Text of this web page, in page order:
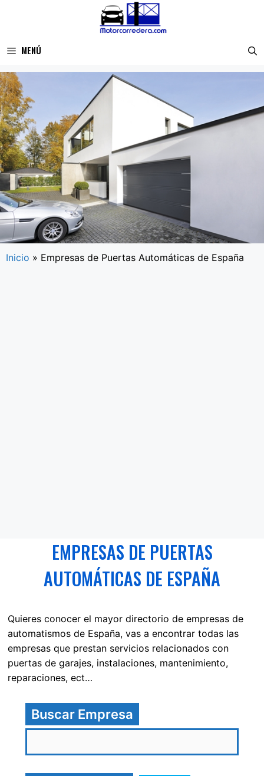
MENÚ
Inicio » Empresas de Puertas Automáticas de España
EMPRESAS DE PUERTAS
AUTOMÁTICAS DE ESPAÑA
Quieres conocer el mayor directorio de empresas de
automatismos de España, vas a encontrar todas las
empresas que prestan servicios relacionados con
puertas de garajes, instalaciones, mantenimiento,
reparaciones, ect…
Buscar Empresa